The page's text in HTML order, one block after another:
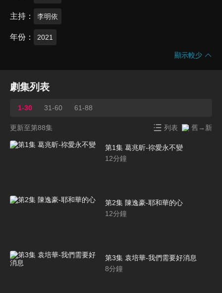
主持 李明依
年份 2021
顯示較少
劇集列表
1-30 31-60 61-88
更新至第88集 列表 舊→新
第1集 葛兆昕-祢愛永不變
12分鐘
第2集 陳逸豪-耶和華的心
12分鐘
第3集 袁培華-我們需要好消息
8分鐘